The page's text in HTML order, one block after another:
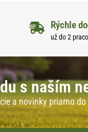
Rýchle
už do 2
s naším
a novinky priamo